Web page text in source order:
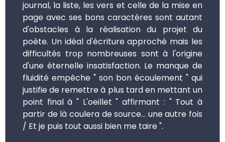
journal, la liste, les vers et celle de la mise en
page avec ses bons caractères sont autant
d'obstacles à la réalisation du projet du
poète. Un idéal d'écriture approché mais les
difficultés trop nombreuses sont à l'origine
d'une éternelle insatisfaction. Le manque de
fluidité empêche " son bon écoulement " qui
justifie de remettre à plus tard en mettant un
point final à " L'oeillet " affirmant : " Tout à
partir de là coulera de source... une autre fois
/ Et je puis tout aussi bien me taire ".